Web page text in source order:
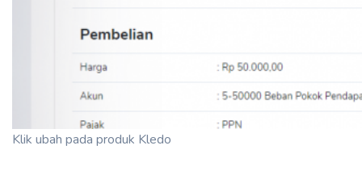
Klik ubah pada produk Kledo